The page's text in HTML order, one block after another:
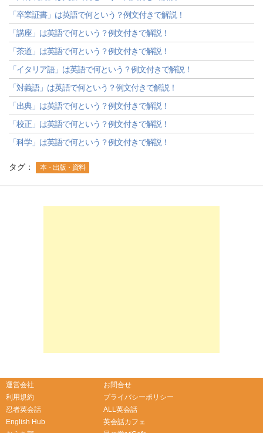
「卒業証書」は英語で何という？例文付きで解説！
「講座」は英語で何という？例文付きで解説！
「茶道」は英語で何という？例文付きで解説！
「イタリア語」は英語で何という？例文付きで解説！
「対義語」は英語で何という？例文付きで解説！
「出典」は英語で何という？例文付きで解説！
「校正」は英語で何という？例文付きで解説！
「科学」は英語で何という？例文付きで解説！
タグ： 本・出版・資料
運営会社
お問合せ
利用規約
プライバシーポリシー
忍者英会話
ALL英会話
English Hub
英会話カフェ